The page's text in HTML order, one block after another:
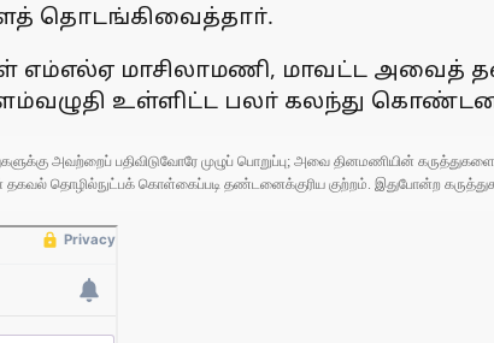
தொடங்கிவைத்தாா்.
எம்எல்ஏ மாசிலாமணி, மாவட்ட அவைத்
உள்ளிட்ட பலா் கலந்து
அவற்றைப் பதிவிடுவோரே முழுப் பொறுப்பு; அவை தினமணியின்
தொழில்நுட்பக் கொள்கைப்படி தண்டனைக்குரிய குற்றம். இதுபோன்ற